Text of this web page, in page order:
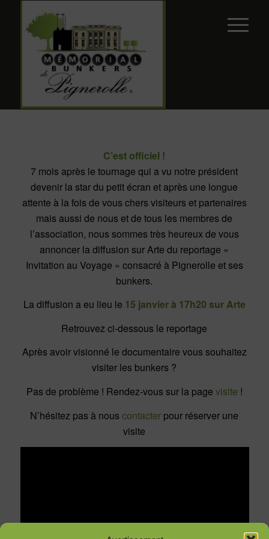
C’est officiel !
7 mois après le tournage qui a vu notre président
devenir la star du petit écran et après une longue
attente à la fois de vous chers visiteurs et partenaires
mais aussi de nous et de tous les membres de
l’association, nous sommes très heureux de vous
annoncer la diffusion sur Arte du reportage «
Invitation au Voyage » consacré à Pignerolle et ses
bunkers.
La diffusion a eu lieu le 15 janvier à 17h20 surArte
Retrouvez ci-dessous le reportage
Après avoir visionné le documentaire vous souhaitez
visiter les bunkers ?
Pas de problème ! Rendez-vous sur la page visite !
N’hésitez pas à nouscontacter pour réserver une
visite